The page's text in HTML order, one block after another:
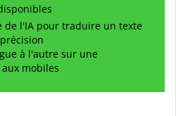
de l'IA pour traduire un texte
à l'autre sur une
mobiles